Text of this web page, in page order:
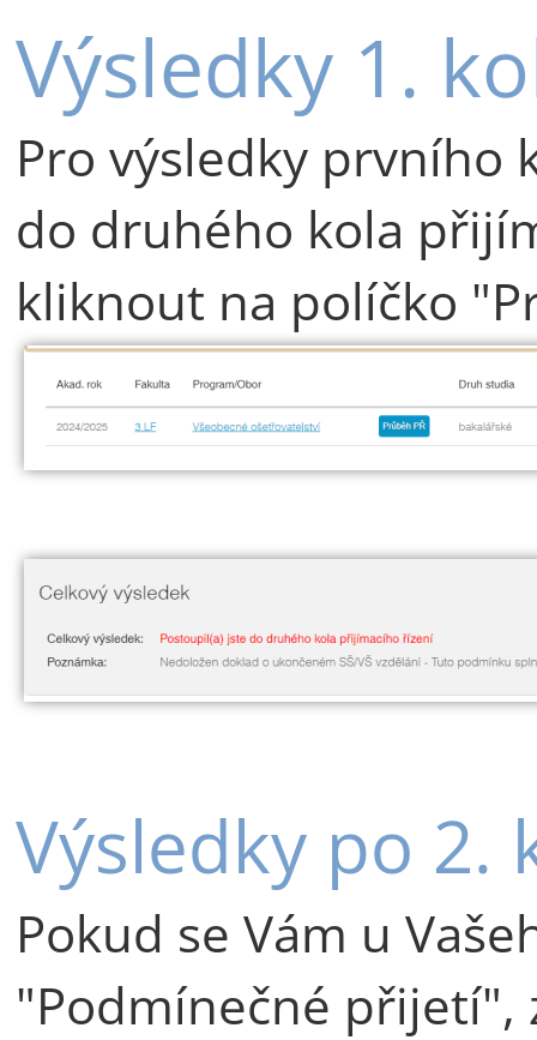
Výsledky 1.
Pro výsledky prvního
do druhého kola
kliknout na políčko
Výsledky po 2.
Pokud se Vám u
"Podmínečné přijetí",